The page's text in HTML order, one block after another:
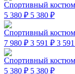
Спортивный
5 380 ₽ 5 380 ₽
Спортивный
7 980 ₽ 3 591 ₽ 3
Спортивный
5 380 ₽ 5 380 ₽